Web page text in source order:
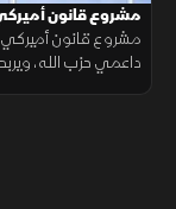
مشروع قانون
مشروع قانون
داعمي حزب الله،